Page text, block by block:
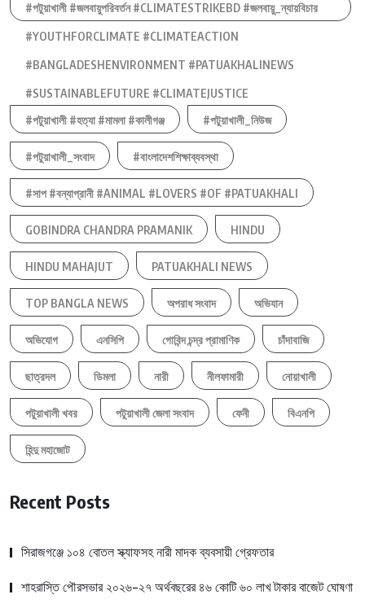
#পটুয়াখালী #জলবায়ুপরিবর্তন #CLIMATESTRIKEBD #জলবায়ু_ন্যায়বিচার
#YOUTHFORCLIMATE #CLIMATEACTION
#BANGLADESHENVIRONMENT #PATUAKHALINEWS
#SUSTAINABLEFUTURE #CLIMATEJUSTICE
#পটুয়াখালী #হত্যা #মামলা #কালীগঞ্জ
#পটুয়াখালী_নিউজ
#পটুয়াখালী_সংবাদ #বাংলাদেশশিক্ষাব্যবস্থা
#সাপ #বন্যাপ্রানী #ANIMAL #LOVERS #OF #PATUAKHALI
GOBINDRA CHANDRA PRAMANIK HINDU
HINDU MAHAJUT PATUAKHALI NEWS
TOP BANGLA NEWS অপরাধ সংবাদ অভিযান
অভিযোগ এনসিপি গোবিন্দ চন্দ্র প্রামাণিক চাঁদাবাজি
ছাত্রদল ডিমলা নারী নীলফামারী নোয়াখালী
পটুয়াখালী খবর পটুয়াখালী জেলা সংবাদ ফেনী বিএনপি
হিন্দু মহাজোট
Recent Posts
সিরাজগঞ্জে ১০৪ বোতল স্ক্যাফসহ নারী মাদক ব্যবসায়ী গ্রেফতার
শাহরাস্তি পৌরসভার ২০২৬-২৭ অর্থবছরের ৪৬ কোটি ৬০ লাখ টাকার বাজেট ঘোষণা